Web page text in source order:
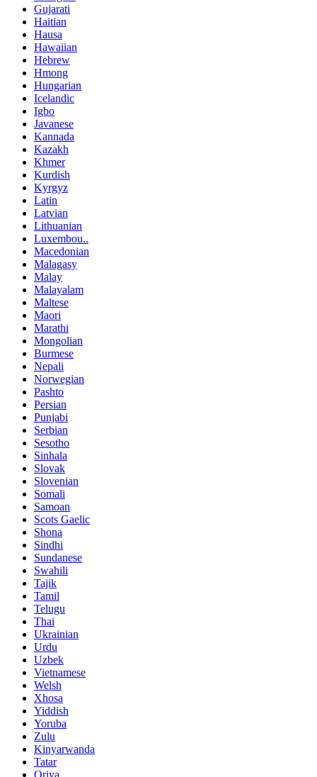
Gujarati
Haitian
Hausa
Hawaiian
Hebrew
Hmong
Hungarian
Icelandic
Igbo
Javanese
Kannada
Kazakh
Khmer
Kurdish
Kyrgyz
Latin
Latvian
Lithuanian
Luxembou..
Macedonian
Malagasy
Malay
Malayalam
Maltese
Maori
Marathi
Mongolian
Burmese
Nepali
Norwegian
Pashto
Persian
Punjabi
Serbian
Sesotho
Sinhala
Slovak
Slovenian
Somali
Samoan
Scots Gaelic
Shona
Sindhi
Sundanese
Swahili
Tajik
Tamil
Telugu
Thai
Ukrainian
Urdu
Uzbek
Vietnamese
Welsh
Xhosa
Yiddish
Yoruba
Zulu
Kinyarwanda
Tatar
Oriya